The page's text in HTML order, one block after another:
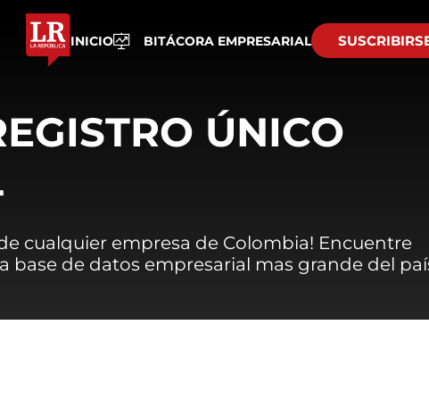
INICIO BITÁCORA EMPRESARIAL
ÚNICO
cualquier empresa de Colombia! Encuentre
base de datos empresarial mas grande del